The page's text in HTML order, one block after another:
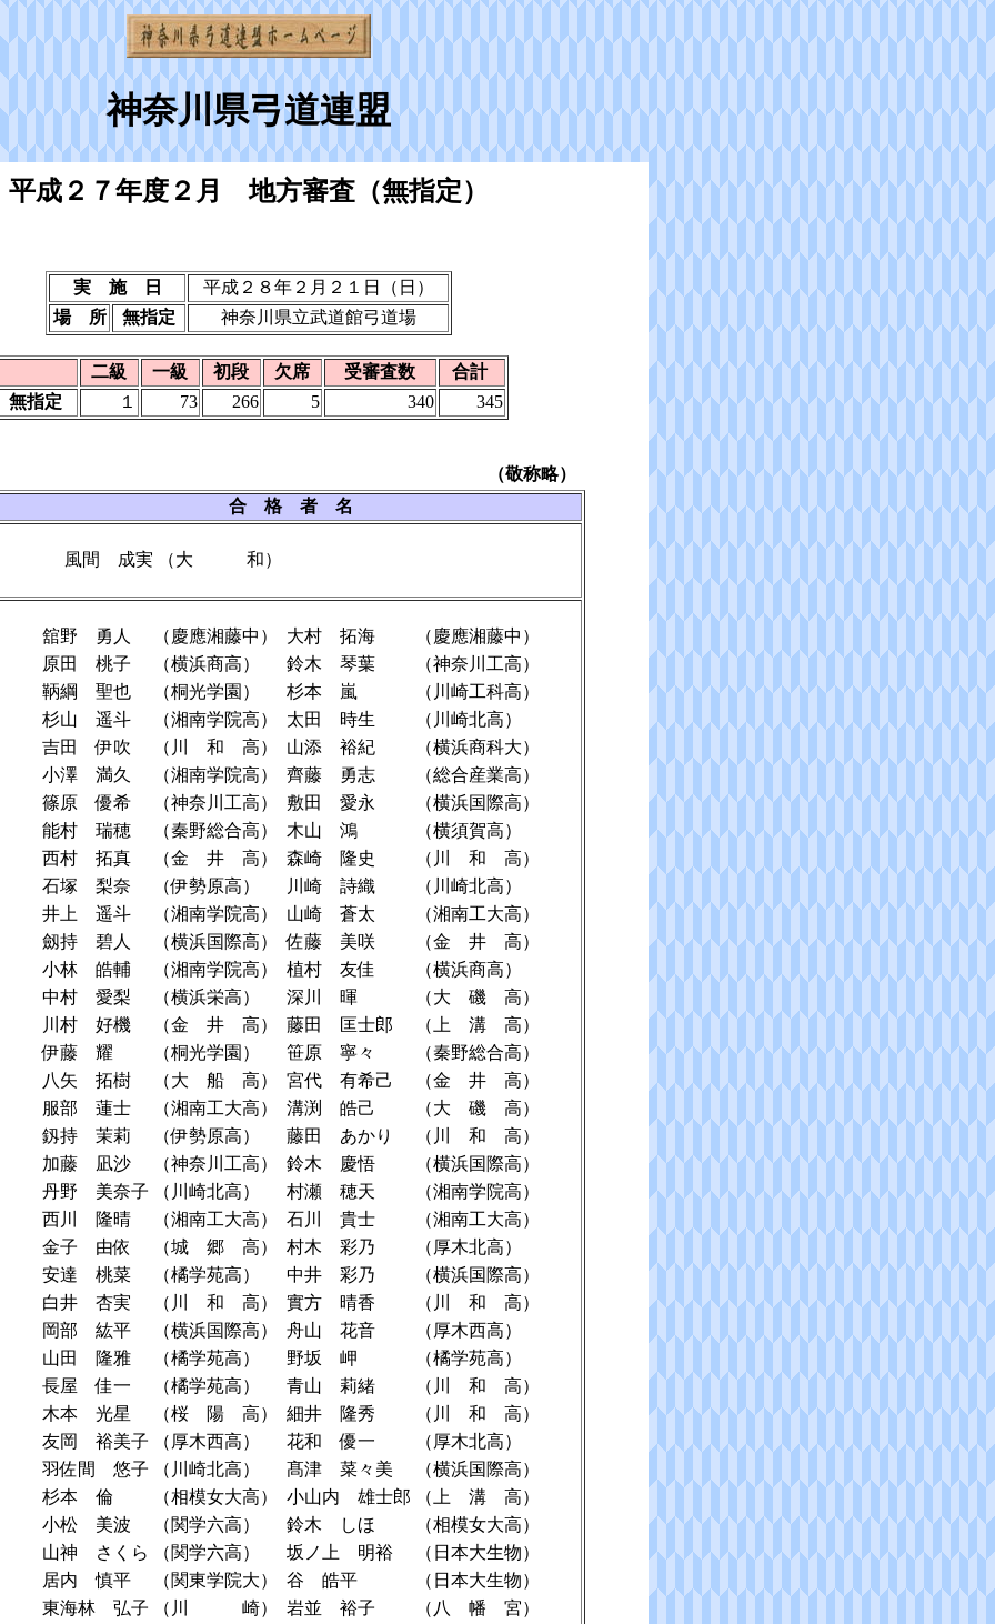
神奈川県弓道連盟
平成２７年度２月 地方審査（無指定）
実 施 日
平成２８年２月２１日（日）
場 所
無指定 神奈川県立武道館弓道場
二級 一級 初段 欠席 受審査数
合計
無指定
１ 73 266 5 340 345
（敬称略）
合 格 者 名
風間 成実 （大 和）
舘野 勇人 （慶應湘藤中） 大村 拓海
（慶應湘藤中）
原田 桃子
（横浜商高） 鈴木 琴葉
（神奈川工高）
鞆綱 聖也
（桐光学園） 杉本 嵐
（川崎工科高）
杉山 遥斗
（湘南学院高） 太田 時生
（川崎北高）
吉田 伊吹
（川 和 高） 山添 裕紀
（横浜商科大）
小澤 満久
（湘南学院高） 齊藤 勇志
（総合産業高）
篠原 優希
（神奈川工高） 敷田 愛永
（横浜国際高）
能村 瑞穂
（秦野総合高） 木山 鴻
（横須賀高）
西村 拓真
（金 井 高） 森崎 隆史
（川 和 高）
石塚 梨奈
（伊勢原高） 川崎 詩織
（川崎北高）
井上 遥斗
（湘南学院高） 山崎 蒼太
（湘南工大高）
劔持 碧人
（横浜国際高） 佐藤 美咲
（金 井 高）
小林 皓輔
（湘南学院高） 植村 友佳
（横浜商高）
中村 愛梨
（横浜栄高） 深川 暉
（大 磯 高）
川村 好機
（金 井 高） 藤田 匡士郎
（上 溝 高）
伊藤 耀
（桐光学園） 笹原 寧々
（秦野総合高）
八矢 拓樹
（大 船 高） 宮代 有希己
（金 井 高）
服部 蓮士
（湘南工大高） 溝渕 皓己
（大 磯 高）
釼持 茉莉
（伊勢原高） 藤田 あかり
（川 和 高）
加藤 凪沙
（神奈川工高） 鈴木 慶悟
（横浜国際高）
丹野 美奈子
（川崎北高） 村瀬 穂天
（湘南学院高）
西川 隆晴
（湘南工大高） 石川 貴士
（湘南工大高）
金子 由依
（城 郷 高） 村木 彩乃
（厚木北高）
安達 桃菜
（橘学苑高） 中井 彩乃
（横浜国際高）
白井 杏実
（川 和 高） 實方 晴香
（川 和 高）
岡部 紘平
（横浜国際高） 舟山 花音
（厚木西高）
山田 隆雅
（橘学苑高） 野坂 岬
（橘学苑高）
長屋 佳一
（橘学苑高） 青山 莉緒
（川 和 高）
木本 光星
（桜 陽 高） 細井 隆秀
（川 和 高）
友岡 裕美子
（厚木西高） 花和 優一
（厚木北高）
羽佐間 悠子
（川崎北高） 髙津 菜々美
（横浜国際高）
杉本 倫
（相模女大高） 小山内 雄士郎
（上 溝 高）
小松 美波
（関学六高） 鈴木 しほ
（相模女大高）
山神 さくら
（関学六高） 坂ノ上 明裕
（日本大生物）
居内 慎平
（関東学院大） 谷 皓平
（日本大生物）
東海林 弘子
（川 崎） 岩並 裕子
（八 幡 宮）